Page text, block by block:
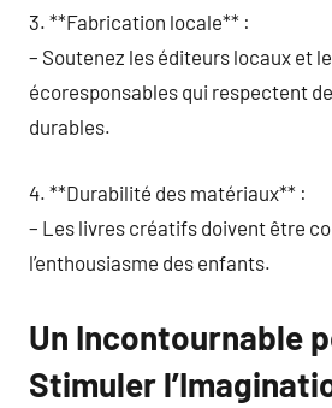
3. **Fabrication locale** :
– Soutenez les éditeurs locaux et
écoresponsables qui respectent
durables.
4. **Durabilité des matériaux** :
– Les livres créatifs doivent être
l’enthousiasme des enfants.
Un Incontournable
Stimuler